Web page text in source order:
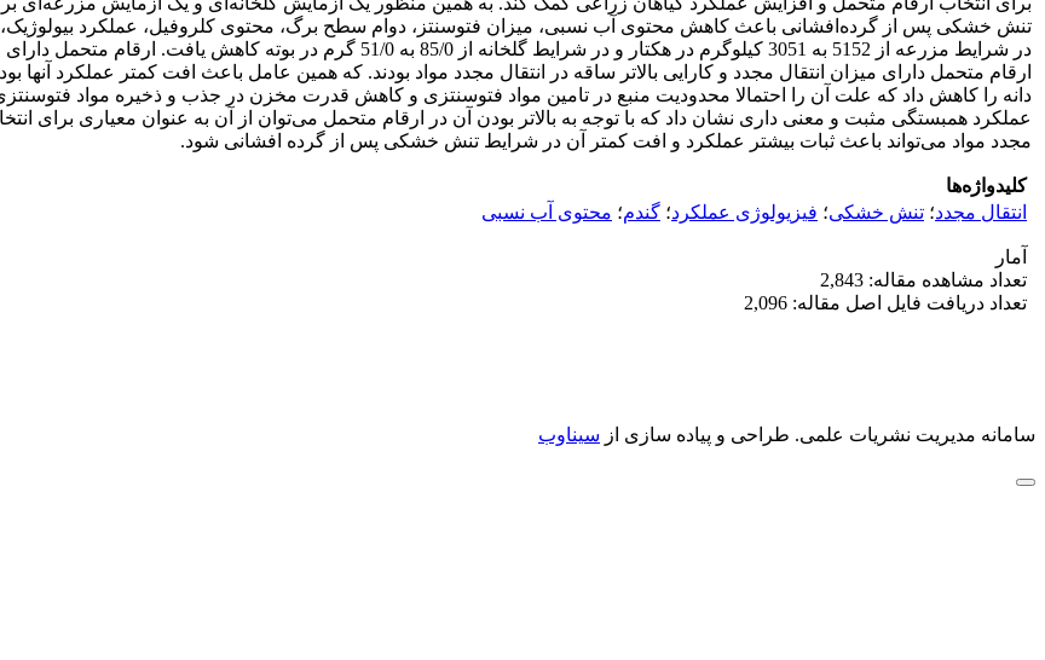
تنش خشکی پس از گرده‌افشانی باعث کاهش محتوی آب نسبی، میزان فتوسنتز، دوام سطح برگ، محتوی کلروفیل، عملکرد
در شرایط مزرعه از 5152 به 3051 کیلوگرم در هکتار و در شرایط گلخانه از
ارقام متحمل دارای میزان انتقال مجدد و کارایی بالاتر ساقه در انتقال مجدد مواد بودند. که همین عامل باعث افت کمتر عملکرد
دانه را کاهش داد که علت آن را احتمالا محدودیت منبع در تامین مواد فتوسنتزی و کاهش قدرت مخزن در جذب و ذخیره مواد
عملکرد همبستگی مثبت و معنی داری نشان داد که با توجه به بالاتر بودن آن در ارقام متحمل می‌توان از آن به عنوان معیاری برای
مجدد مواد می‌تواند باعث ثبات بیشتر عملکرد و افت کمتر آن در شرایط تنش خشکی پس از گرده افشانی شود.
کلیدواژه‌ها
انتقال مجدد؛ تنش خشکی؛ فیزیولوژی عملکرد؛ گندم؛ محتوی آب نسبی
آمار
تعداد مشاهده مقاله: 2,843
تعداد دریافت فایل اصل مقاله: 2,096
سامانه مدیریت نشریات علمی. طراحی و پیاده سازی از سیناوب